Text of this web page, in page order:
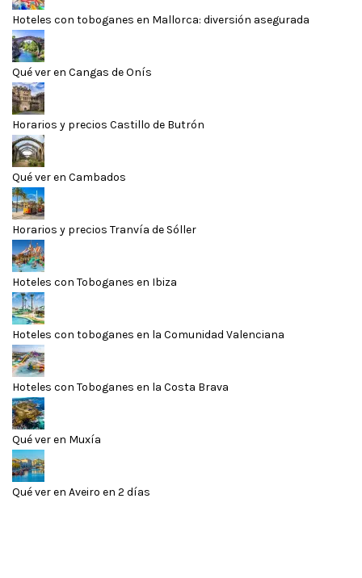
Hoteles con toboganes en Mallorca: diversión asegurada
Qué ver en Cangas de Onís
Horarios y precios Castillo de Butrón
Qué ver en Cambados
Horarios y precios Tranvía de Sóller
Hoteles con Toboganes en Ibiza
Hoteles con toboganes en la Comunidad Valenciana
Hoteles con Toboganes en la Costa Brava
Qué ver en Muxía
Qué ver en Aveiro en 2 días